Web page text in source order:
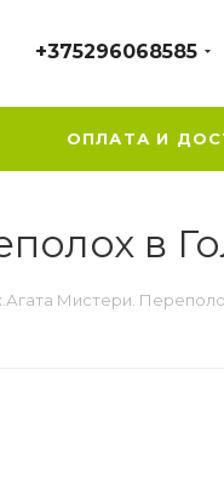
+375296068585
ОПЛАТА И
в
Мистери.